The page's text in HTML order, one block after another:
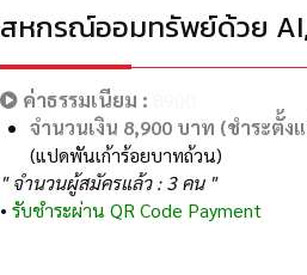
สหกรณ์ออมทรัพย์ด้วย AI,
ค่าธรรมเนียม :
จำนวนเงิน 8,900 บาท (ชำระตั้ง
(แปดพันเก้าร้อยบาทถ้วน)
" จำนวนผู้สมัครแล้ว : 3 คน "
• รับชำระผ่าน QR Code Payment